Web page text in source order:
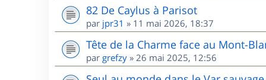
82 De Caylus à Parisot
par jpr31 » 11 mai 2026, 18:37
Tête de la Charme face au Mont-
par grefzy » 26 mai 2025, 12:56